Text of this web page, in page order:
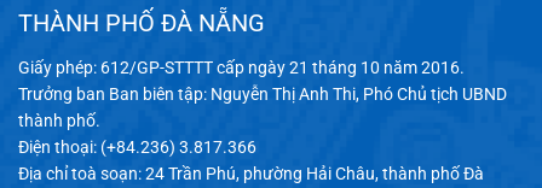
THÀNH PHỐ ĐÀ NẴNG
Giấy phép: 612/GP-STTTT cấp ngày 21 tháng 10 năm 2016.
Trưởng ban Ban biên tập: Nguyễn Thị Anh Thi, Phó Chủ tịch UBND
thành phố.
Điện thoại: (+84.236) 3.817.366
Địa chỉ toà soạn: 24 Trần Phú, phường Hải Châu, thành phố Đà